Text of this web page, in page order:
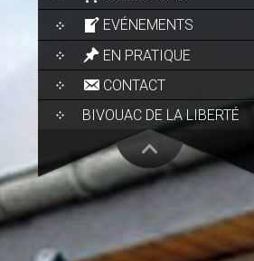
EVÉNEMENTS
EN PRATIQUE
CONTACT
BIVOUAC DE LA LIBERTÉ